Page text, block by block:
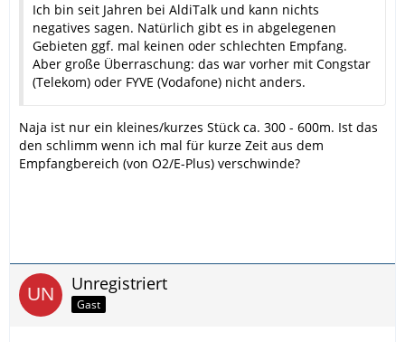
Ich bin seit Jahren bei AldiTalk und kann nichts
negatives sagen. Natürlich gibt es in abgelegenen
Gebieten ggf. mal keinen oder schlechten Empfang.
Aber große Überraschung: das war vorher mit Congstar
(Telekom) oder FYVE (Vodafone) nicht anders.
Naja ist nur ein kleines/kurzes Stück ca. 300 - 600m. Ist das
den schlimm wenn ich mal für kurze Zeit aus dem
Empfangbereich (von O2/E-Plus) verschwinde?
Unregistriert
Gast